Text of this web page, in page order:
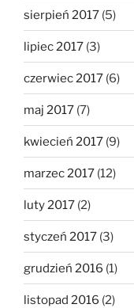
sierpień 2017 (5)
lipiec 2017 (3)
czerwiec 2017 (6)
maj 2017 (7)
kwiecień 2017 (9)
marzec 2017 (12)
luty 2017 (2)
styczeń 2017 (3)
grudzień 2016 (1)
listopad 2016 (2)